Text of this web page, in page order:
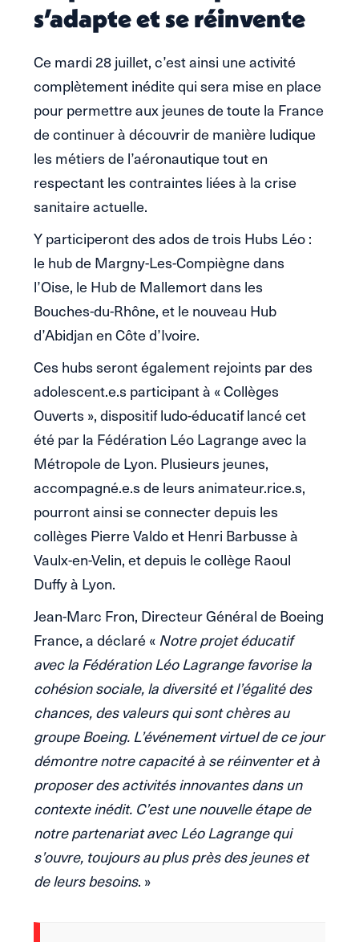
s’adapte et se réinvente
Ce mardi 28 juillet, c’est ainsi une activité
complètement inédite qui sera mise en place
pour permettre aux jeunes de toute la France
de continuer à découvrir de manière ludique
les métiers de l’aéronautique tout en
respectant les contraintes liées à la crise
sanitaire actuelle.
Y participeront des ados de trois Hubs Léo :
le hub de Margny-Les-Compiègne dans
l’Oise, le Hub de Mallemort dans les
Bouches-du-Rhône, et le nouveau Hub
d’Abidjan en Côte d’Ivoire.
Ces hubs seront également rejoints par des
adolescent.e.s participant à « Collèges
Ouverts », dispositif ludo-éducatif lancé cet
été par la Fédération Léo Lagrange avec la
Métropole de Lyon. Plusieurs jeunes,
accompagné.e.s de leurs animateur.rice.s,
pourront ainsi se connecter depuis les
collèges Pierre Valdo et Henri Barbusse à
Vaulx-en-Velin, et depuis le collège Raoul
Duffy à Lyon.
Jean-Marc Fron, Directeur Général de Boeing
France, a déclaré «Notre projet éducatif
avec la Fédération Léo Lagrange favorise la
cohésion sociale, la diversité et l’égalité des
chances, des valeurs qui sont chères au
groupe Boeing. L’événement virtuel de ce jour
démontre notre capacité à se réinventer et à
proposer des activités innovantes dans un
contexte inédit. C’est une nouvelle étape de
notre partenariat avec Léo Lagrange qui
s’ouvre, toujours au plus près des jeunes et
de leurs besoins. »